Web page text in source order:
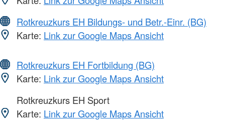
Rotkreuzkurs EH Bildungs- und Betr.-Einr. (BG)
Karte: Link zur Google Maps Ansicht
Rotkreuzkurs EH Fortbildung (BG)
Karte: Link zur Google Maps Ansicht
Rotkreuzkurs EH Sport
Karte: Link zur Google Maps Ansicht